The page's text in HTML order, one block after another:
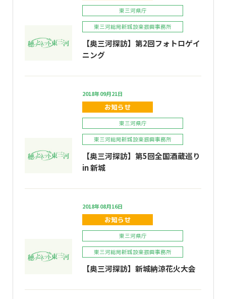
東三河県庁
東三河総局新城設楽振興事務所
【奥三河探訪】第2回フォトロゲイ
ニング
2018年09月21日
お知らせ
東三河県庁
東三河総局新城設楽振興事務所
【奥三河探訪】第5回全国酒蔵巡り
in 新城
2018年08月16日
お知らせ
東三河県庁
東三河総局新城設楽振興事務所
【奥三河探訪】新城納涼花火大会